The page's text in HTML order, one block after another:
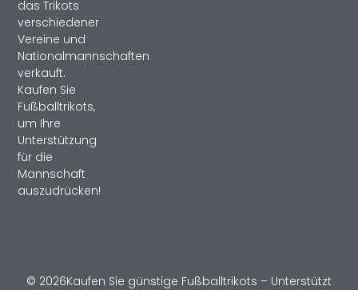
das Trikots
verschiedener
Vereine und
Nationalmannschaften
verkauft.
Kaufen Sie
Fußballtrikots,
um Ihre
Unterstützung
für die
Mannschaft
auszudrücken!
© 2026Kaufen Sie günstige Fußballtrikots – Unterstützt